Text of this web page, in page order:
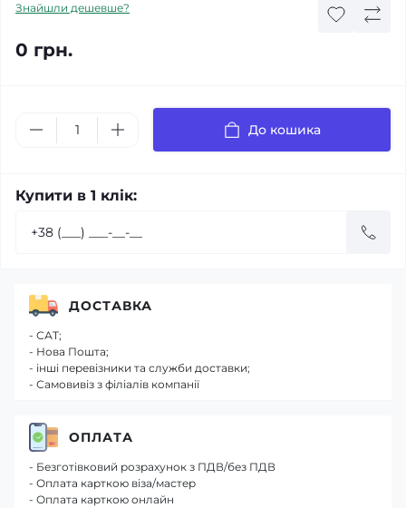
Знайшли дешевше?
0 грн.
До кошика
Купити в 1 клік:
ДОСТАВКА
- САТ;
- Нова Пошта;
- інші перевізники та служби доставки;
- Самовивіз з філіалів компанії
ОПЛАТА
- Безготівковий розрахунок з ПДВ/без ПДВ
- Оплата карткою віза/мастер
- Оплата карткою онлайн